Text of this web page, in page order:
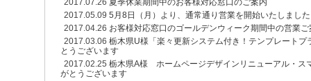
2017.07.26 夏季休業期間中のお客様対応窓口のご案内
2017.05.09 5月8日（月）より、通常通り営業を開始いたしまし
2017.04.26 お客様対応窓口のゴールデンウィーク期間中の営業ご
2017.03.06 栃木県U様「楽々更新システム付き！テンプレートプ
とうございます
2017.02.25 栃木県A様 ホームページデザインリニューアル・ス
がとうございます